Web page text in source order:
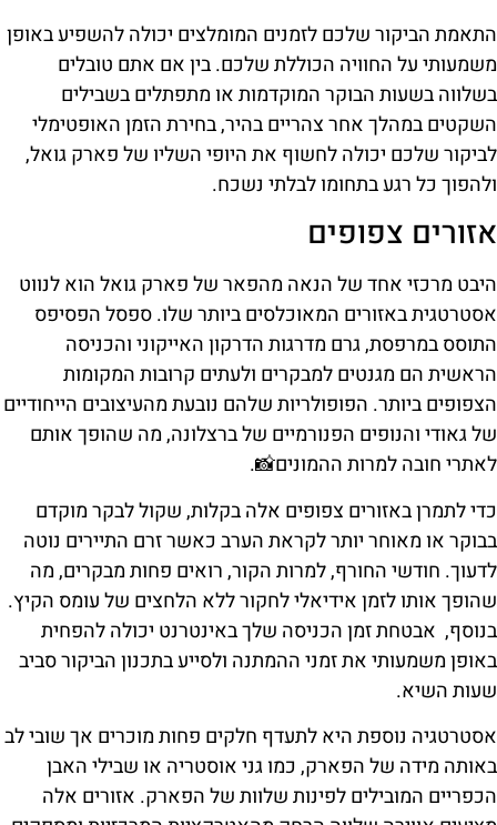
התאמת הביקור שלכם לזמנים המומלצים יכולה להשפיע באופן
משמעותי על החוויה הכוללת שלכם. בין אם אתם טובלים
בשלווה בשעות הבוקר המוקדמות או מתפתלים בשבילים
השקטים במהלך אחר צהריים בהיר, בחירת הזמן האופטימלי
לביקור שלכם יכולה לחשוף את היופי השליו של פארק גואל,
ולהפוך כל רגע בתחומו לבלתי נשכח.
אזורים צפופים
היבט מרכזי אחד של הנאה מהפאר של פארק גואל הוא לנווט
אסטרטגית באזורים המאוכלסים ביותר שלו. ספסל הפסיפס
התוסס במרפסת, גרם מדרגות הדרקון האייקוני והכניסה
הראשית הם מגנטים למבקרים ולעתים קרובות המקומות
הצפופים ביותר. הפופולריות שלהם נובעת מהעיצובים הייחודיים
של גאודי והנופים הפנורמיים של ברצלונה, מה שהופך אותם
לאתרי חובה למרות ההמונים📸.
כדי לתמרן באזורים צפופים אלה בקלות, שקול לבקר מוקדם
בבוקר או מאוחר יותר לקראת הערב כאשר זרם התיירים נוטה
לדעוך. חודשי החורף, למרות הקור, רואים פחות מבקרים, מה
שהופך אותו לזמן אידיאלי לחקור ללא הלחצים של עומס הקיץ.
בנוסף, אבטחת זמן הכניסה שלך באינטרנט יכולה להפחית
באופן משמעותי את זמני ההמתנה ולסייע בתכנון הביקור סביב
שעות השיא.
אסטרטגיה נוספת היא לתעדף חלקים פחות מוכרים אך שובי לב
באותה מידה של הפארק, כמו גני אוסטריה או שבילי האבן
הכפריים המובילים לפינות שלוות של הפארק. אזורים אלה